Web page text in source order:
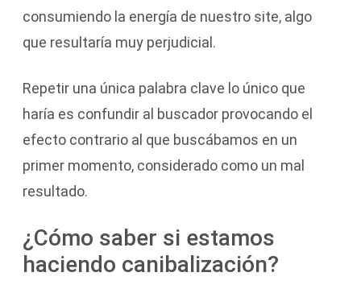
consumiendo la energía de nuestro site, algo
que resultaría muy perjudicial.
Repetir una única palabra clave lo único que
haría es confundir al buscador provocando el
efecto contrario al que buscábamos en un
primer momento, considerado como un mal
resultado.
¿Cómo saber si estamos
haciendo canibalización?